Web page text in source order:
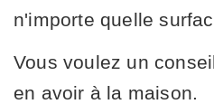
n'importe quelle
Vous voulez un
en avoir à la maison.